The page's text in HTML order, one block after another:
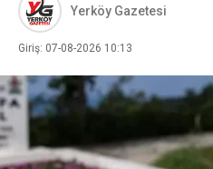
Yerköy Gazetesi
Giriş: 07-08-2026 10:13